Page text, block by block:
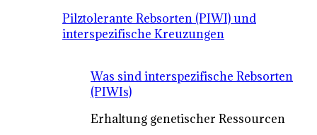
Pilztolerante Rebsorten (PIWI) und
interspezifische Kreuzungen
Was sind interspezifische Rebsorten
(PIWIs)
Erhaltung genetischer Ressourcen